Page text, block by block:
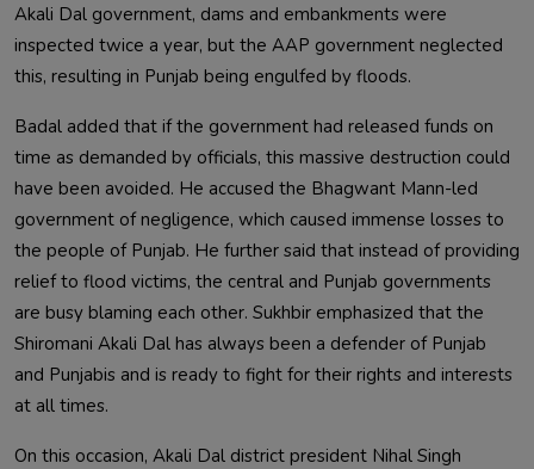
Akali Dal government, dams and embankments were
inspected twice a year, but the AAP government neglected
Badal added that if the government had released funds on
time as demanded by officials, this massive destruction could
have been avoided. He accused the Bhagwant Mann-led
government of negligence, which caused immense losses to
the people of Punjab. He further said that instead of providing
relief to flood victims, the central and Punjab governments
are busy blaming each other. Sukhbir emphasized that the
Shiromani Akali Dal has always been a defender of Punjab
and Punjabis and is ready to fight for their rights and interests
On this occasion, Akali Dal district president Nihal Singh